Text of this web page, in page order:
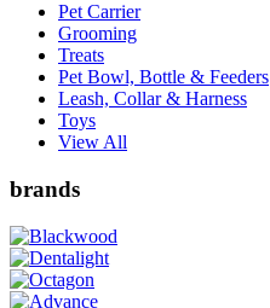
Pet Carrier
Grooming
Treats
Pet Bowl, Bottle & Feeders
Leash, Collar & Harness
Toys
View All
brands